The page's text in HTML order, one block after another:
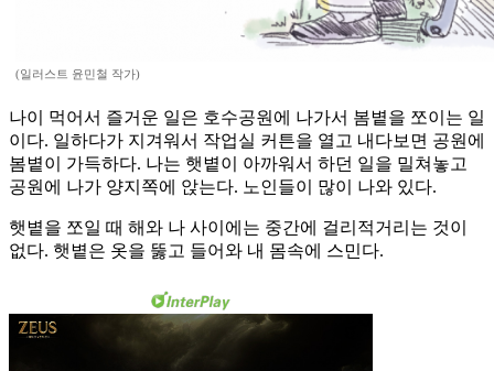
(일러스트 윤민철 작가)
나이 먹어서 즐거운 일은 호수공원에 나가서 봄볕을 쪼이는 일
이다. 일하다가 지겨워서 작업실 커튼을 열고 내다보면 공원에
봄볕이 가득하다. 나는 햇볕이 아까워서 하던 일을 밀쳐놓고
공원에 나가 양지쪽에 앉는다. 노인들이 많이 나와 있다.
햇볕을 쪼일 때 해와 나 사이에는 중간에 걸리적거리는 것이
없다. 햇볕은 옷을 뚫고 들어와 내 몸속에 스민다.